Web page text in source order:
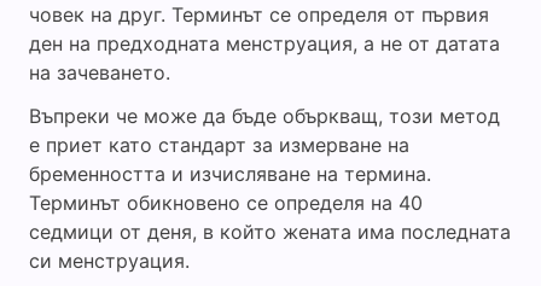
човек на друг. Терминът се определя от първия
ден на предходната менструация, а не от датата
на зачеването.
Въпреки че може да бъде объркващ, този метод
е приет като стандарт за измерване на
бременността и изчисляване на термина.
Терминът обикновено се определя на 40
седмици от деня, в който жената има последната
си менструация.